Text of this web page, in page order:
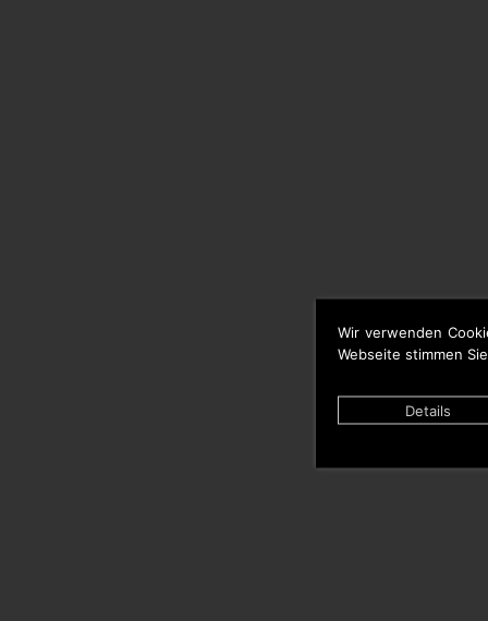
Wir verwenden
Webseite stimmen
Details